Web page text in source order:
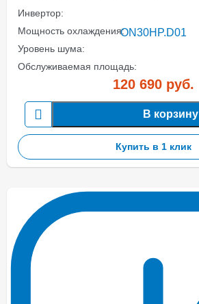
Инвертор:
Мощность охлаждения:
Уровень шума:
Обслуживаемая площадь:
120 690руб.
В корзину
Купить в 1 клик